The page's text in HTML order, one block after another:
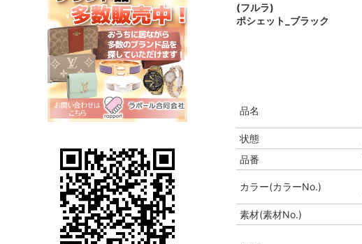
(フルラ)
ポシェット_ブラック
品名
状態
品番
カラー(カラーNo.)
素材(素材No.)